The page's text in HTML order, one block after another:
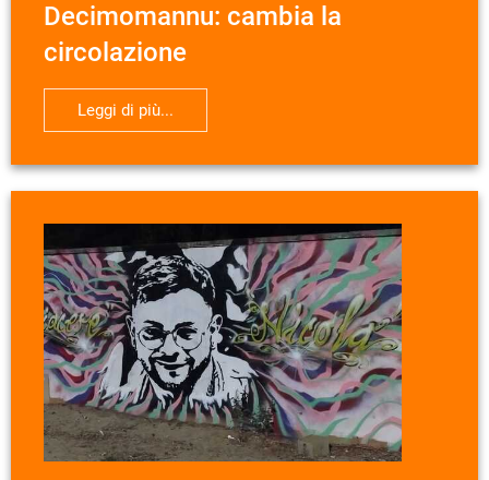
Decimomannu: cambia la
circolazione
Leggi di più...